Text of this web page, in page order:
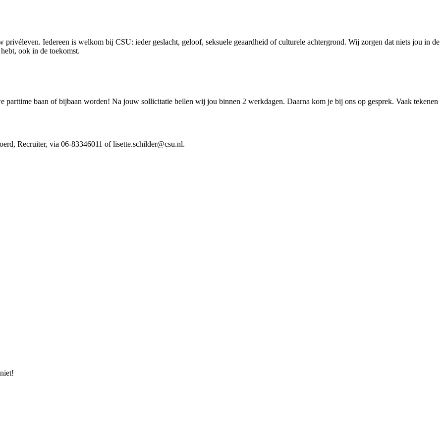
Iedereen is welkom bij CSU: ieder geslacht, geloof, seksuele geaardheid of culturele achtergrond. Wij zorgen dat niets jou in de
ook in de toekomst.
baan of bijbaan worden! Na jouw sollicitatie bellen wij jou binnen 2 werkdagen. Daarna kom je bij ons op gesprek. Vaak tekenen
Recruiter, via 06-83346011 of lisette.schilder@csu.nl.